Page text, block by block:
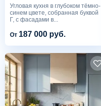
Угловая кухня в глубоком тёмно-
синем цвете, собранная буквой
Г, с фасадами в...
От 187 000 руб.